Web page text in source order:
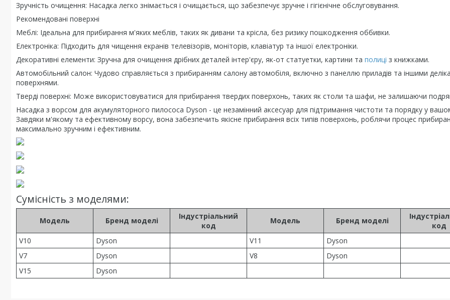
Зручність очищення: Насадка легко знімається і очищається, що забезпечує зручне і гігієнічне обслуговування.
Рекомендовані поверхні
Меблі: Ідеальна для прибирання м'яких меблів, таких як дивани та крісла, без ризику пошкодження оббивки.
Електроніка: Підходить для чищення екранів телевізорів, моніторів, клавіатур та іншої електроніки.
Декоративні елементи: Зручна для очищення дрібних деталей інтер'єру, як-от статуетки, картини та полиці з книжками.
Автомобільний салон: Чудово справляється з прибиранням салону автомобіля, включно з панеллю приладів та іншими
поверхнями.
Тверді поверхні: Може використовуватися для прибирання твердих поверхонь, таких як столи та шафи, не залишаючи
Насадка з ворсом для акумуляторного пилососа Dyson - це незамінний аксесуар для підтримання чистоти та порядку у
Завдяки м'якому та ефективному ворсу, вона забезпечить якісне прибирання всіх типів поверхонь, роблячи процес
максимально зручним і ефективним.
Сумісність з моделями:
Модель Бренд моделі
Індустріальний
код
Модель Бренд моделі
код
V10
Dyson V11
Dyson
V7
Dyson V8
Dyson
V15
Dyson